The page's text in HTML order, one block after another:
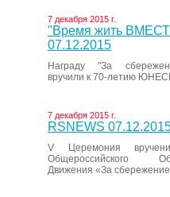
7 декабря 2015 г.
"Время жить
07.12.2015
Награду "За
вручили к 70-летию
7 декабря 2015 г.
RSNEWS
V Церемония
Общероссийского
Движения «За